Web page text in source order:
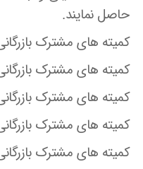
حاصل نمایند.
کمیته های مشترک
کمیته های مشترک
کمیته های مشترک
کمیته های مشترک
کمیته های مشترک